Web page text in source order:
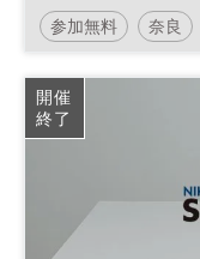
参加無料 奈良
旅行
平日夜開催
開催
終了